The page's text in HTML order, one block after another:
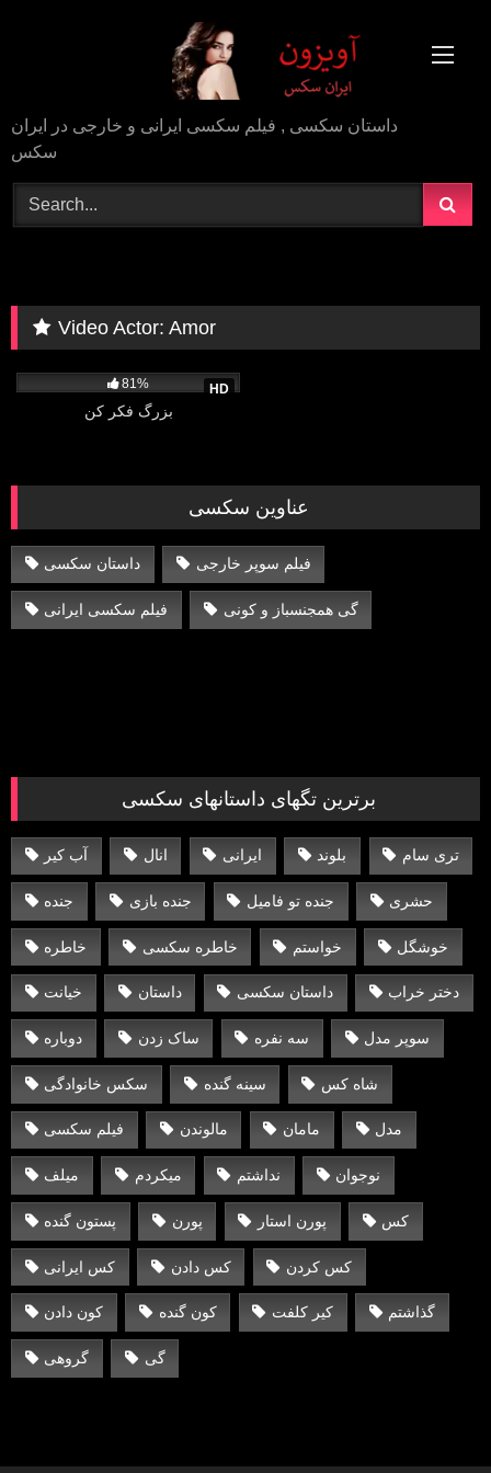
داستان سکسی , فیلم سکسی ایرانی و خارجی در ایران
سکس
Video Actor:Amor
HD
81%
بزرگ فکر کن
عناوین سکسی
داستان سکسی فیلم سوپر خارجی
فیلم سکسی ایرانی گی همجنسباز و کونی
برترین تگهای داستانهای سکسی
آب کیر انال ایرانی بلوند تری سام
جنده جنده بازی جنده تو فامیل حشری
خاطره خاطره سکسی خواستم خوشگل
خیانت داستان داستان سکسی دختر خراب
دوباره ساک زدن سه نفره سوپر مدل
سکس خانوادگی سینه گنده شاه کس
فیلم سکسی مالوندن مامان مدل
میلف میکردم نداشتم نوجوان
پستون گنده پورن پورن استار کس
کس ایرانی کس دادن کس کردن
کون دادن کون گنده کیر کلفت گذاشتم
گروهی گی